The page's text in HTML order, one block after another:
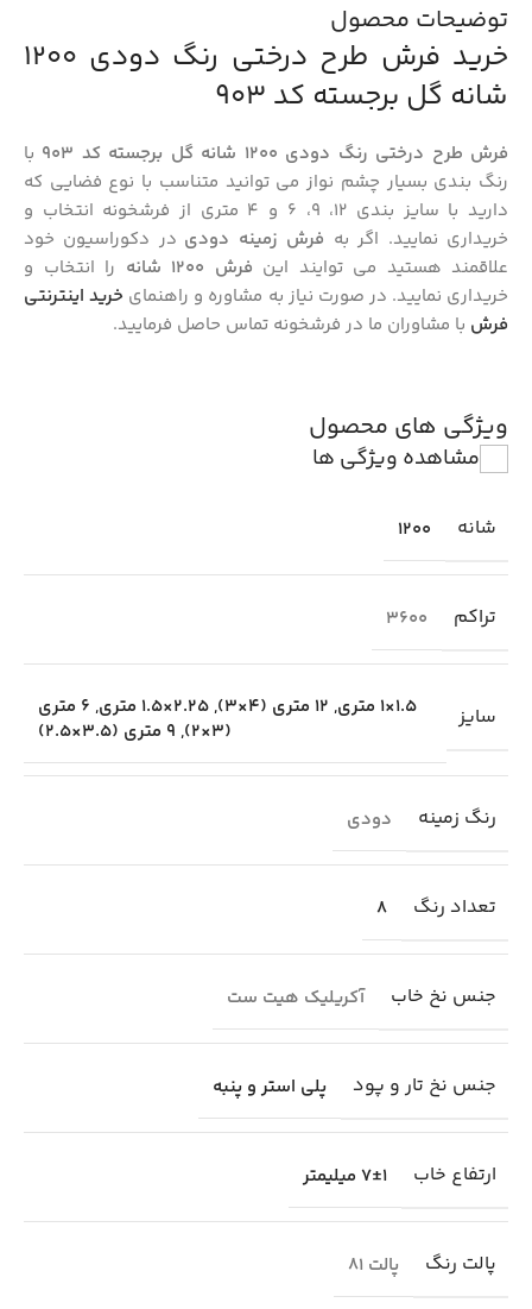
توضیحات محصول
خرید فرش طرح درختی رنگ دودی 1200
شانه گل برجسته کد 903
فرش طرح درختی رنگ دودی 1200 شانه گل برجسته کد 903
با
رنگ بندی بسیار چشم نواز می توانید متناسب با نوع فضایی که
دارید با سایز بندی 12، 9، 6 و 4 متری از فرشخونه انتخاب و
خریداری نمایید. اگر به فرش زمینه دودی در دکوراسیون خود
علاقمند هستید می توایند این فرش 1200 شانه
را انتخاب و
خریداری نمایید. در صورت نیاز به مشاوره و راهنمای خرید اینترنتی
فرش با مشاوران ما در فرشخونه تماس حاصل فرمایید.
ویژگی های محصول
مشاهده ویژگی ها
شانه 1200
تراکم 3600
سایز 1.5×1 متری , 12 متری (4×3) ,2.25×1.5 متری ,
6 متری
(3×2)
, 9 متری (3.5×2.5)
رنگ زمینه دودی
تعداد رنگ 8
جنس نخ خاب آکریلیک هیت ست
جنس نخ تار و پود پلی استر و پنبه
ارتفاع خاب 7±1 میلیمتر
پالت رنگ پالت 81